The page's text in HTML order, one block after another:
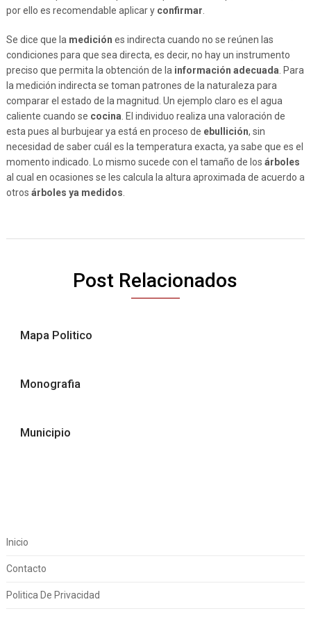
por ello es recomendable aplicar y confirmar
Se dice que la medición es indirecta cuando no se reúnen las
condiciones para que sea directa, es decir, no hay un instrumento
preciso que permita la obtención de la información adecuada . Para
la medición indirecta se toman patrones de la naturaleza para
comparar el estado de la magnitud. Un ejemplo claro es el agua
caliente cuando se cocina . El individuo realiza una valoración de
esta pues al burbujear ya está en proceso de ebullición, sin
necesidad de saber cuál es la temperatura exacta, ya sabe que es el
momento indicado. Lo mismo sucede con el tamaño de los árboles
al cual en ocasiones se les calcula la altura aproximada de acuerdo a
otros árboles ya medidos
Post Relacionados
Mapa Politico
Monografia
Municipio
Inicio
Contacto
Politica De Privacidad